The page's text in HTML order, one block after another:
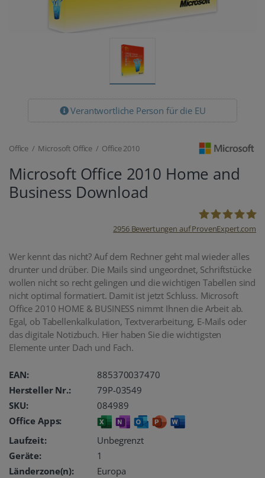
Verantwortliche Person für die EU
Office / Microsoft Office / Office 2010
Microsoft Office 2010 Home and
Business Download
oemhandel24
UG
2956Bewertungen auf ProvenExpert.com
Wer kennt das nicht? Auf dem Rechner geht mal wieder alles
drunter und drüber. Die Mails sind ungeordnet, Schriftstücke
wollen nicht so recht gelingen und die wichtigen Tabellen sind
nicht optimal formatiert. Damit ist jetzt Schluss. Microsoft
Office 2010 HOME & BUSINESS nimmt Ihnen die Arbeit ab.
Egal, ob Tabellenkalkulation, Textverarbeitung, E-Mails oder
das digitale Notizbuch. Hier haben Sie die wichtigsten
Elemente unter Dach und Fach.
EAN:
885370037470
Hersteller Nr.:
79P-03549
SKU:
084989
Office Apps:
Laufzeit:
Unbegrenzt
Geräte:
1
Länderzone(n):
Europa